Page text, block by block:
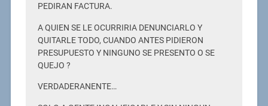
PEDIRAN FACTURA.
A QUIEN SE LE OCURRIRIA DENUNCIARLO Y
QUITARLE TODO, CUANDO ANTES PIDIERON
PRESUPUESTO Y NINGUNO SE PRESENTO O SE
QUEJO ?
VERDADERANENTE…